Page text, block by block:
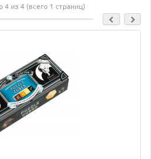
4 из 4 (всего 1 страниц)